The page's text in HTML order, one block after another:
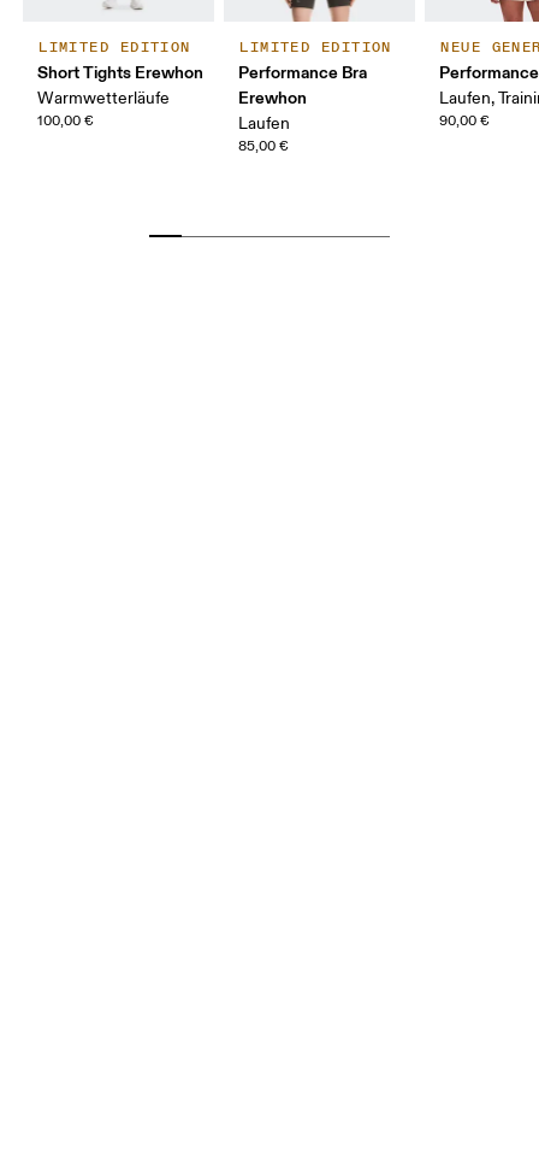
LIMITED EDITION
Short Tights Erewhon
Warmwetterläufe
100,00 €
LIMITED EDITION
Performance Bra
Erewhon
Laufen
85,00 €
NEUE
Laufen,
90,00 €